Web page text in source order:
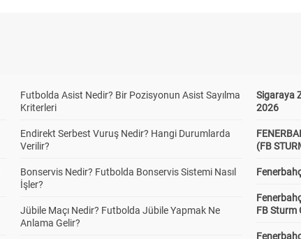
Futbolda Asist Nedir? Bir Pozisyonun Asist Sayılma
Kriterleri
Endirekt Serbest Vuruş Nedir? Hangi Durumlarda
Verilir?
Bonservis Nedir? Futbolda Bonservis Sistemi Nasıl
İşler?
Jübile Maçı Nedir? Futbolda Jübile Yapmak Ne
Anlama Gelir?
Sigaraya
2026
(FB
FB Sturm